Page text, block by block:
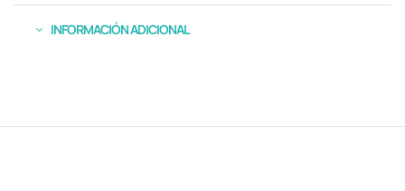
INFORMACIÓN ADICIONAL